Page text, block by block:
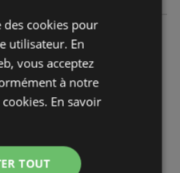
cookies pour
utilisateur. En
vous acceptez
à notre
En savoir
TOUT